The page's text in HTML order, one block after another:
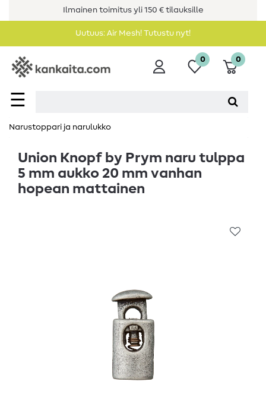
Ilmainen toimitus yli 150 € tilauksille
Uutuus: Air Mesh! Tutustu nyt!
☰
0 0
Narustoppari ja narulukko
Union Knopf by Prym naru tulppa
5 mm aukko 20 mm vanhan
hopean mattainen